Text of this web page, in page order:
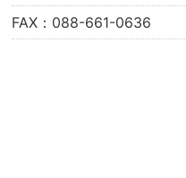
FAX：088-661-0636